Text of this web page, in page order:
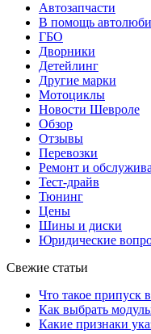
Автозапчасти
В помощь
ГБО
Дворники
Детейлинг
Другие марки
Мотоциклы
Новости Шевроле
Обзор
Отзывы
Перевозки
Ремонт и
Тест-драйв
Тюнинг
Цены
Шины и диски
Юридические
Свежие статьи
Что такое припуск
Как выбрать
Какие признаки